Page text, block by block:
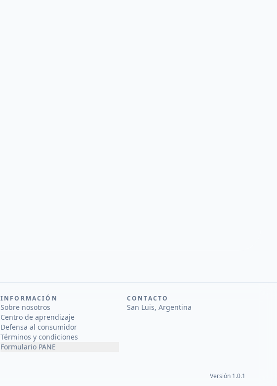
INFORMACIÓN
Sobre nosotros
Centro de aprendizaje
Defensa al consumidor
Términos y condiciones
Formulario PANE
CONTACTO
San Luis, Argentina
Versión 1.0.1